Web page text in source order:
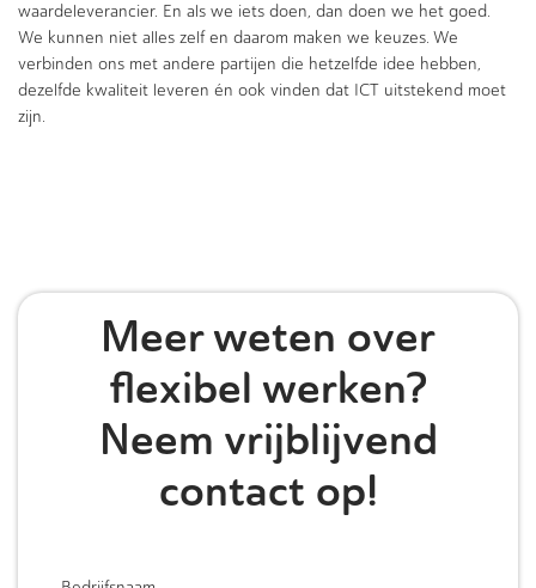
waardeleverancier. En als we iets doen, dan doen we het goed.
We kunnen niet alles zelf en daarom maken we keuzes. We
verbinden ons met andere partijen die hetzelfde idee hebben,
dezelfde kwaliteit leveren én ook vinden dat ICT uitstekend moet
zijn.
Meer weten over
flexibel werken?
Neem vrijblijvend
contact op!